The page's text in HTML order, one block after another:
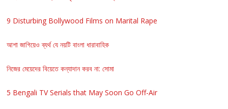
9 Disturbing Bollywood Films on Marital Rape
আশা জাগিয়েও ব্যর্থ যে নয়টি বাংলা ধারাবাহিক
নিজের মেয়েদের বিয়েতে কন্যাদান করব না: সোমা
5 Bengali TV Serials that May Soon Go Off-Air